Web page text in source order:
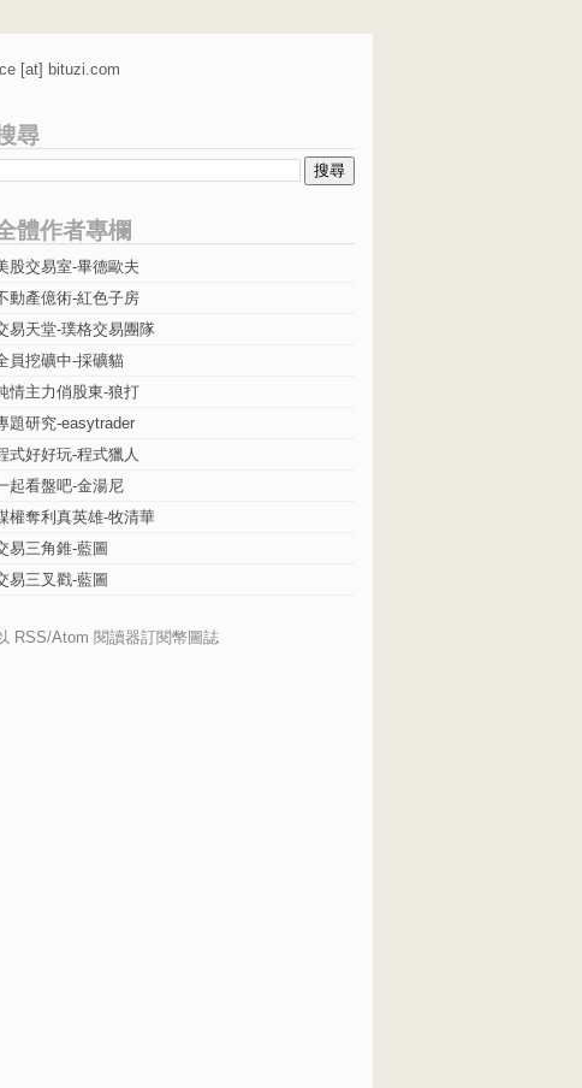
[at] bituzi.com
尋
體作者專欄
股交易室-畢德歐夫
動產億術-紅色子房
易天堂-璞格交易團隊
員挖礦中-採礦貓
情主力俏股東-狼打
題研究-easytrader
式好好玩-程式獵人
起看盤吧-金湯尼
權奪利真英雄-牧清華
易三角錐-藍圖
易三叉戳-藍圖
RSS/Atom 閱讀器訂閱幣圖誌